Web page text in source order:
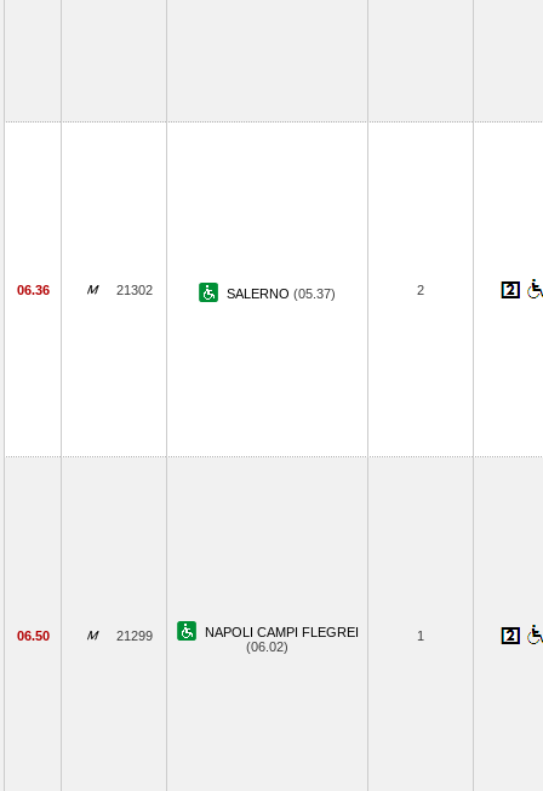
06.36 21302 SALERNO (05.37) 2
06.50 21299
NAPOLI CAMPI FLEGREI
(06.02)
1